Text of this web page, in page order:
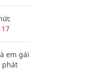
17
em gái
phát